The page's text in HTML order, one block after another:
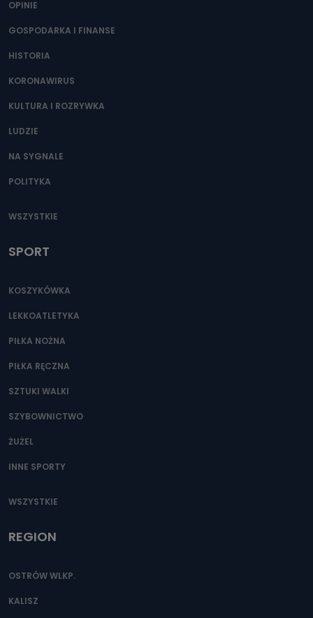
Przetwarzane kategorie Państwa danych osobowych to
zostały przekazane w Państwa imieniu) lub dane osobowe,
które zostały zebrane ze źródeł publicznie dostępnych, w
kontaktowy, adres korespondencyjny. Odbiorcą Pastwa
oraz partnerzy wspomagający administratora w jego
biznesowej działalności.
danych osobowych?
Można to zrobić pod numerem telefonu 62 735-51-05 lub
e-mailowo pod adresem: poczta@tvproart.pl
OPINIE
GOSPODARKA I FINANSE
HISTORIA
KORONAWIRUS
KULTURA I ROZRYWKA
LUDZIE
NA SYGNALE
POLITYKA
WSZYSTKIE
SPORT
KOSZYKÓWKA
LEKKOATLETYKA
PIŁKA NOŻNA
PIŁKA RĘCZNA
SZTUKI WALKI
SZYBOWNICTWO
ŻUŻEL
INNE SPORTY
WSZYSTKIE
REGION
OSTRÓW WLKP.
KALISZ